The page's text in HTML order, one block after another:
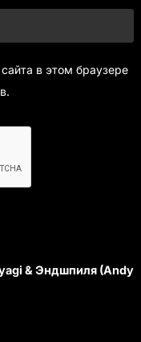
в этом браузере
& Эндшпиля (Andy